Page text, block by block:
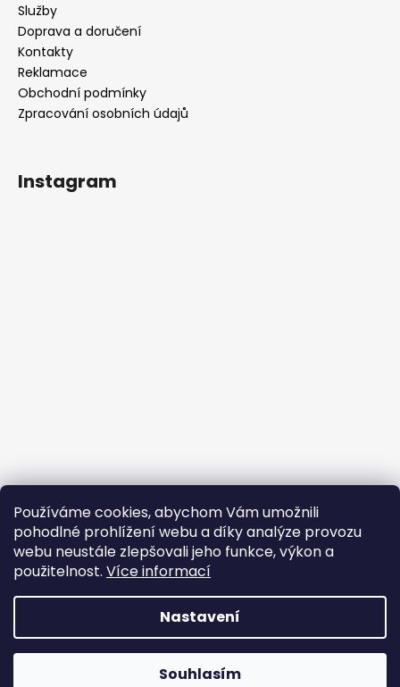
Používáme cookies, abychom Vám umožnili
pohodlné prohlížení webu a díky analýze provozu
webu neustále zlepšovali jeho funkce, výkon a
použitelnost. Více informací
Nastavení
Souhlasím
Služby
Doprava a doručení
Kontakty
Reklamace
Obchodní podmínky
Zpracování osobních údajů
Instagram
Sledovat na Instagramu
Facebook
JEM PPF
JEM PPF. Všechna práva vyhrazena.